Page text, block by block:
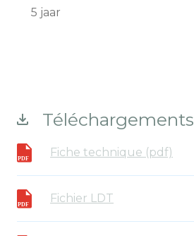
5 jaar
Téléchargements
Fiche technique (pdf)
Fichier LDT